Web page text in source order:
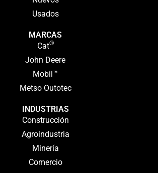
Usados
MARCAS
Cat®
John Deere
Mobil™
Metso Outotec
INDUSTRIAS
Construcción
Agroindustria
Minería
Comercio